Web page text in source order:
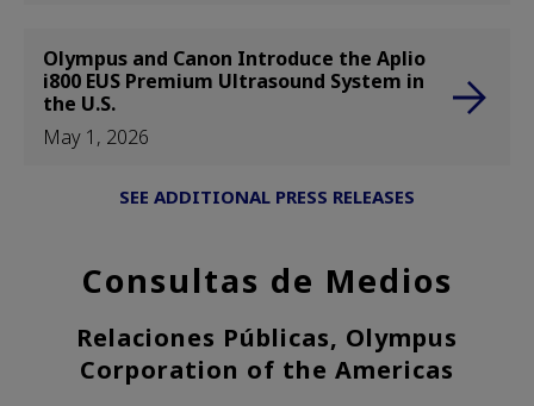
Olympus and Canon Introduce the Aplio
i800 EUS Premium Ultrasound System in
the U.S.
May 1, 2026
SEE ADDITIONAL PRESS RELEASES
Consultas de Medios
Relaciones Públicas, Olympus
Corporation of the Americas